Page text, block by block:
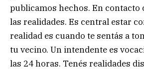
publicamos hechos. En contacto
las realidades. Es central estar
realidad es cuando te sentás a
tu vecino. Un intendente es
las 24 horas. Tenés realidades